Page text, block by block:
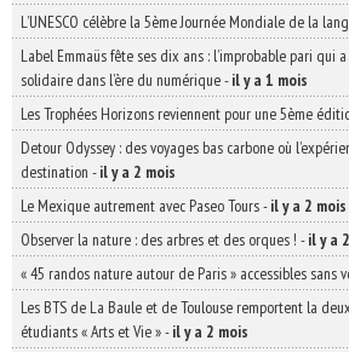
L’UNESCO célèbre la 5ème Journée Mondiale de la
Label Emmaüs fête ses dix ans : l’improbable pari qui
solidaire dans l’ère du numérique-il y a 1 mois
Les Trophées Horizons reviennent pour une 5ème
Detour Odyssey : des voyages bas carbone où
destination -il y a 2 mois
Le Mexique autrement avec Paseo Tours-il y a 2 mois
Observer la nature : des arbres et des orques ! -il y a
« 45 randos nature autour de Paris » accessibles sans
Les BTS de La Baule et de Toulouse remportent la
étudiants « Arts et Vie »-il y a 2 mois